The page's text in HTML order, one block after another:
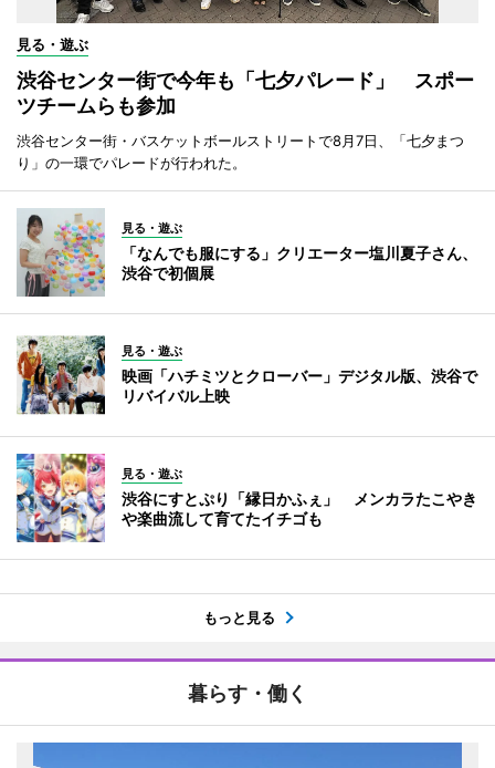
見る・遊ぶ
渋谷センター街で今年も「七夕パレード」 スポー
ツチームらも参加
渋谷センター街・バスケットボールストリートで8月7日、「七夕まつ
り」の一環でパレードが行われた。
見る・遊ぶ
「なんでも服にする」クリエーター塩川夏子さん、
渋谷で初個展
見る・遊ぶ
映画「ハチミツとクローバー」デジタル版、渋谷で
リバイバル上映
見る・遊ぶ
渋谷にすとぷり「縁日かふぇ」 メンカラたこやき
や楽曲流して育てたイチゴも
もっと見る
暮らす・働く